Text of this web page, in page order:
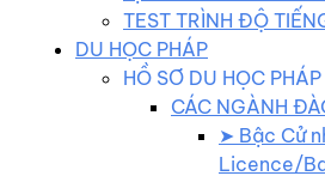
TEST TRÌNH ĐỘ
DU HỌC PHÁP
HỒ SƠ DU HỌC PHÁP
CÁC NGÀNH
➤ Bậc Cử
Licence/